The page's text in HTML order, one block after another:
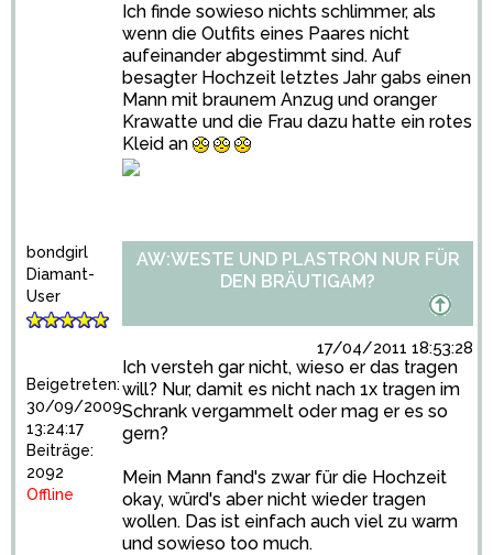
Ich finde sowieso nichts schlimmer, als
wenn die Outfits eines Paares nicht
aufeinander abgestimmt sind. Auf
besagter Hochzeit letztes Jahr gabs einen
Mann mit braunem Anzug und oranger
Krawatte und die Frau dazu hatte ein rotes
Kleid an
bondgirl
Diamant-
User
Beigetreten:
30/09/2009
13:24:17
Beiträge:
2092
Offline
AW:WESTE UND PLASTRON NUR FÜR
DEN BRÄUTIGAM?
17/04/2011 18:53:28
Ich versteh gar nicht, wieso er das tragen
will? Nur, damit es nicht nach 1x tragen im
Schrank vergammelt oder mag er es so
gern?
Mein Mann fand's zwar für die Hochzeit
okay, würd's aber nicht wieder tragen
wollen. Das ist einfach auch viel zu warm
und sowieso too much.